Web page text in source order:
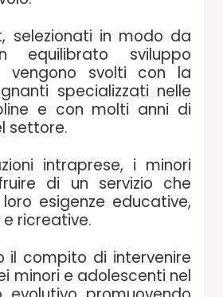
selezionati in modo da
equilibrato sviluppo
vengono svolti con la
specializzati nelle
e con molti anni di
settore.
intraprese, i minori
di un servizio che
esigenze educative,
ricreative.
il compito di intervenire
minori e adolescenti nel